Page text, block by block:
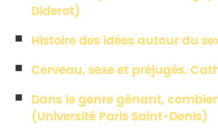
Diderot)
Histoire des idées autour du
Cerveau, sexe et préjugés.
Dans le genre gênant,
(Université Paris Saint-Denis)